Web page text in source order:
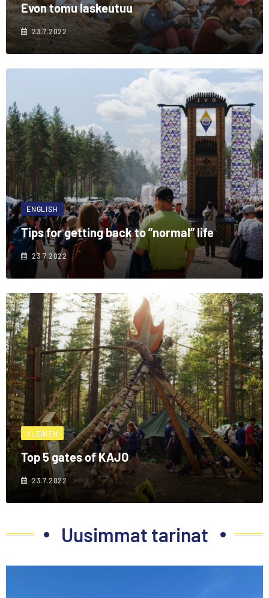
Evon tomu laskeutuu
23.7.2022
ENGLISH
Tips for getting back to ”normal” life
23.7.2022
YLEINEN
Top 5 gates of KAJO
23.7.2022
Uusimmat tarinat